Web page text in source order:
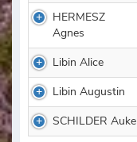
HERMESZ
Agnes
Libin Alice
Libin Augustin
SCHILDER Auke